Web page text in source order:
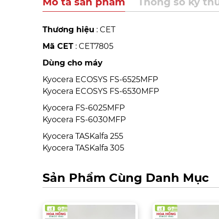
Thương hiệu : CET
Mã CET : CET7805
Dùng cho máy
Kyocera ECOSYS FS-6525MFP
Kyocera ECOSYS FS-6530MFP
Kyocera FS-6025MFP
Kyocera FS-6030MFP
Kyocera TASKalfa 255
Kyocera TASKalfa 305
Sản Phẩm Cùng Danh Mục